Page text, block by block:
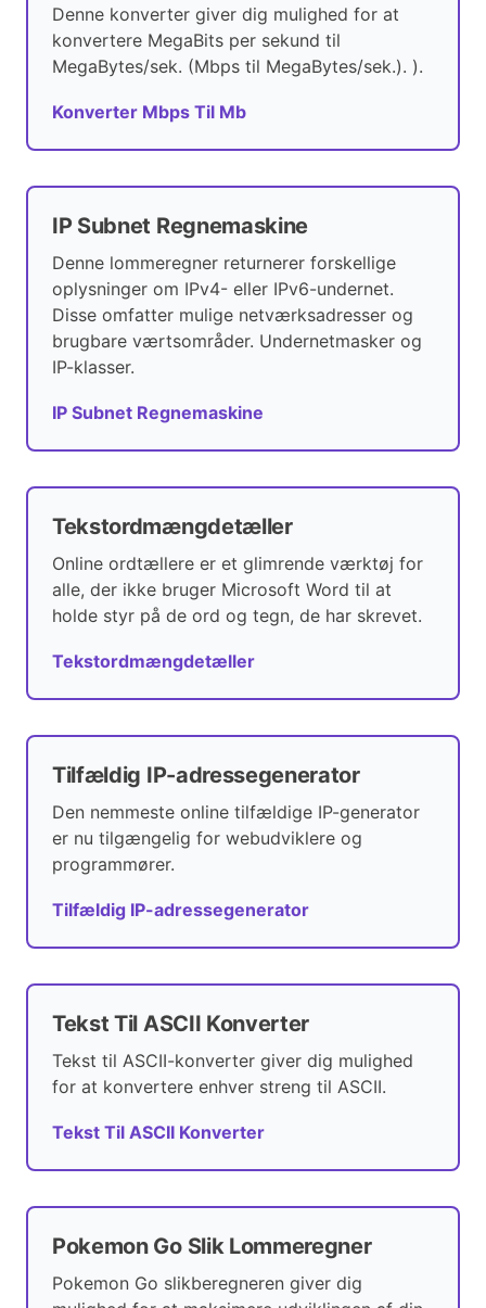
Denne konverter giver dig mulighed for at
konvertere MegaBits per sekund til
MegaBytes/sek. (Mbps til MegaBytes/sek.). ).
Konverter Mbps Til Mb
IP Subnet Regnemaskine
Denne lommeregner returnerer forskellige
oplysninger om IPv4- eller IPv6-undernet.
Disse omfatter mulige netværksadresser og
brugbare værtsområder. Undernetmasker og
IP-klasser.
IP Subnet Regnemaskine
Tekstordmængdetæller
Online ordtællere er et glimrende værktøj for
alle, der ikke bruger Microsoft Word til at
holde styr på de ord og tegn, de har skrevet.
Tekstordmængdetæller
Tilfældig IP-adressegenerator
Den nemmeste online tilfældige IP-generator
er nu tilgængelig for webudviklere og
programmører.
Tilfældig IP-adressegenerator
Tekst Til ASCII Konverter
Tekst til ASCII-konverter giver dig mulighed
for at konvertere enhver streng til ASCII.
Tekst Til ASCII Konverter
Pokemon Go Slik Lommeregner
Pokemon Go slikberegneren giver dig